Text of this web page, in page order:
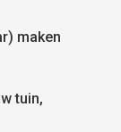
maken
tuin,